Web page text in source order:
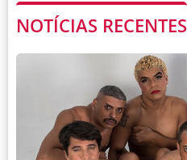
NOTÍCIAS RECENTES